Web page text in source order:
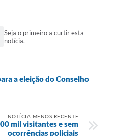
Seja o primeiro a curtir esta
notícia.
a eleição do Conselho
NOTÍCIA MENOS RECENTE
mil visitantes e sem
ocorrências policiais